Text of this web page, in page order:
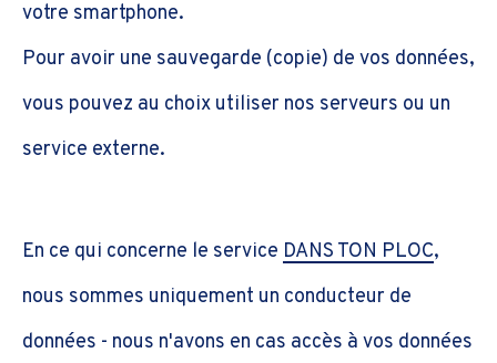
votre smartphone.
Pour avoir une sauvegarde (copie) de vos données,
vous pouvez au choix utiliser nos serveurs ou un
service externe.
En ce qui concerne le service DANS TON PLOC,
nous sommes uniquement un conducteur de
données - nous n'avons en cas accès à vos données